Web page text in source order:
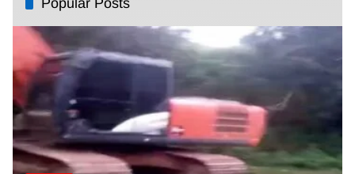
Popular Posts